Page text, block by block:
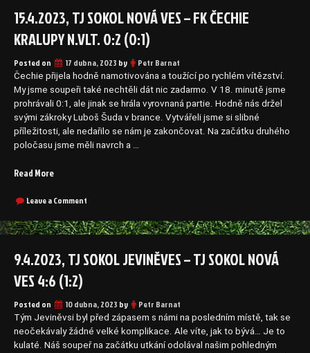
Sokol
Nová
Ves
3:1
(2:0)“
–
Sokol
Ves
3:1
(2:0)
15.4.2023, TJ SOKOL NOVÁ VES – FK ČECHIE
KRALUPY N.VLT. 0:2 (0:1)
Posted on 17 dubna, 2023 by Petr Barnat
Čechie přijela hodně namotivována a toužící po rychlém vítězství.
My jsme soupeři také nechtěli dát nic zadarmo. V 18. minutě jsme
prohrávali 0:1, ale jinak se hrála vyrovnaná partie. Hodně nás držel
svými zákroky Luboš Šuda v brance. Vytvářeli jsme si slibné
příležitosti, ale nedařilo se nám je zakončovat. Na začátku druhého
poločasu jsme měli navrch a …
Read More„15.4.2023,
Sokol
Ves
FK
Čechie
Kralupy
n.Vlt.
0:2
(0:1)“
Leave a Comment
TJ
Sokol
Ves
Kralupy
n.Vlt.
0:2
(0:1)
9.4.2023, TJ SOKOL JEVINĚVES – TJ SOKOL NOVÁ
VES 4:6 (1:2)
Posted on 10 dubna, 2023 by Petr Barnat
Tým Jeviněvsi byl před zápasem s námi na posledním místě, tak se
neočekávaly žádné velké komplikace. Ale víte, jak to bývá… Je to
kulaté. Náš soupeř na začátku utkání odolával našim pohledným